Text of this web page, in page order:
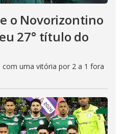
o Novorizontino
27° título do
uma vitória por 2 a 1 fora